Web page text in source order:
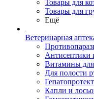
Товары для
Товары для
Ещё
Ветеринарная
Антисептики
Витамины
Для полости
Капли и